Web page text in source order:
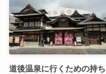
道後温泉に行くための持ち